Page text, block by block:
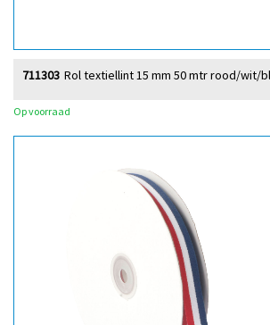
Rol textiellint 15 mm 50 mtr rood/wit/
711303
Op voorraad